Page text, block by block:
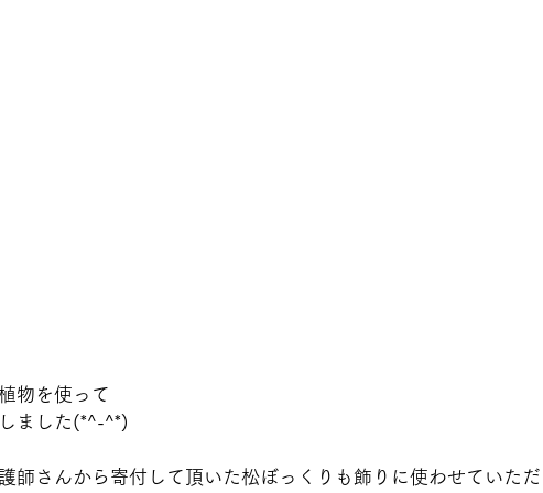
物を使って
ました(*^-^*)
師さんから寄付して頂いた松ぼっくりも飾りに使わせていた